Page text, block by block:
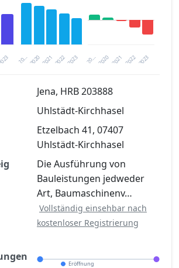
20… 2021 2023
2020 2022 20… 2021 2023
2020 2022
nach kostenloser
Registrierung verfügbar
Jetzt kostenlos registrieren
Jena, HRB 203888
Uhlstädt-Kirchhasel
Etzelbach 41, 07407
Uhlstädt-Kirchhasel
Die Ausführung von
Bauleistungen jedweder
Art, Baumaschinenv…
Vollständig einsehbar nach
kostenloser Registrierung
Eröffnung